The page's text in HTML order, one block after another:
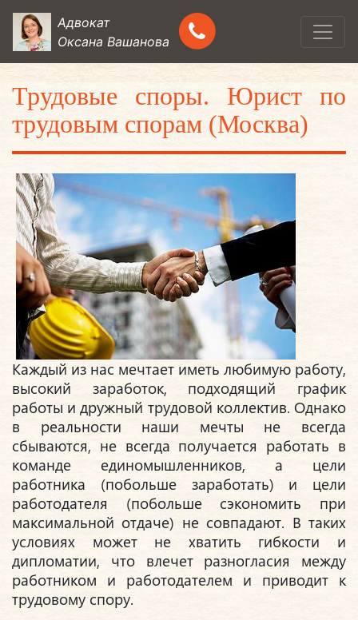
Адвокат
Оксана Вашанова
Трудовые споры. Юрист по
трудовым спорам (Москва)
Каждый из нас мечтает иметь любимую работу,
высокий заработок, подходящий график
работы и дружный трудовой коллектив. Однако
в реальности наши мечты не всегда
сбываются, не всегда получается работать в
команде единомышленников, а цели
работника (побольше заработать) и цели
работодателя (побольше сэкономить при
максимальной отдаче) не совпадают. В таких
условиях может не хватить гибкости и
дипломатии, что влечет разногласия между
работником и работодателем и приводит к
трудовому спору.